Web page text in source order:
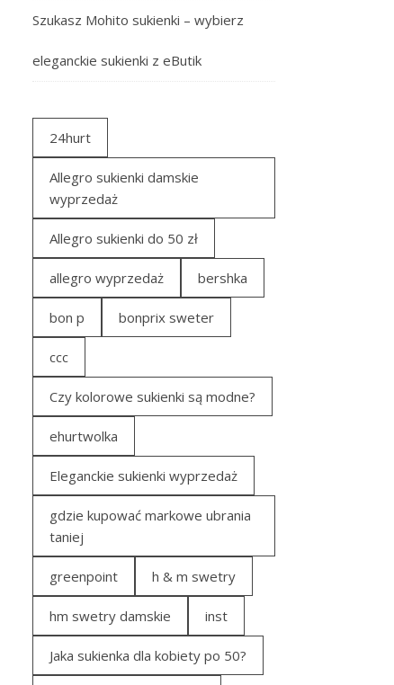
Szukasz Mohito sukienki – wybierz
eleganckie sukienki z eButik
24hurt
Allegro sukienki damskie
wyprzedaż
Allegro sukienki do 50 zł
allegro wyprzedaż bershka
bon p bonprix sweter
ccc
Czy kolorowe sukienki są modne?
ehurtwolka
Eleganckie sukienki wyprzedaż
gdzie kupować markowe ubrania
taniej
greenpoint h & m swetry
hm swetry damskie inst
Jaka sukienka dla kobiety po 50?